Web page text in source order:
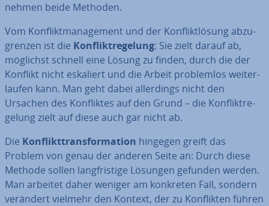
neh­men beide Methoden.
Vom Kon­flikt­ma­nage­ment und der Kon­flikt­lö­sung ab­zu­
gren­zen ist die Kon­flikt­re­ge­lung: Sie zielt darauf ab,
möglichst schnell eine Lösung zu finden, durch die der
Konflikt nicht eskaliert und die Arbeit pro­blem­los wei­ter­
lau­fen kann. Man geht dabei al­ler­dings nicht den
Ursachen des Kon­flik­tes auf den Grund – die Kon­flikt­re­
ge­lung zielt auf diese auch gar nicht ab.
Die Kon­flikt­trans­for­ma­ti­on hingegen greift das
Problem von genau der anderen Seite an: Durch diese
Methode sollen lang­fris­ti­ge Lösungen gefunden werden.
Man arbeitet daher weniger am konkreten Fall, sondern
verändert vielmehr den Kontext, der zu Kon­flik­ten führen